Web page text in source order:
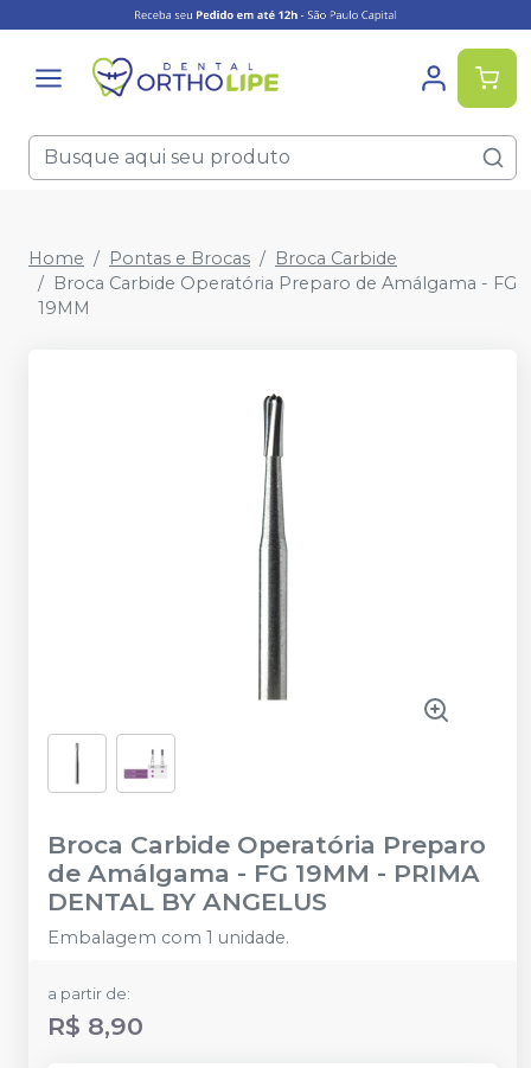
Home Pontas e Brocas
Broca Carbide
Broca Carbide Operatória Preparo de Amálgama - FG
19MM
Broca Carbide Operatória Preparo
de Amálgama - FG 19MM - PRIMA
DENTAL BY ANGELUS
Embalagem com 1 unidade.
a partir de:
R$ 8,90